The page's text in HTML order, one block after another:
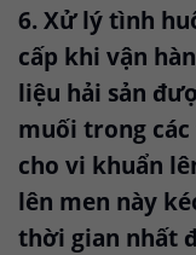
6. Xử lý tình
cấp khi vận
liệu hải sản
muối trong
cho vi khuẩn
lên men này
thời gian nhất